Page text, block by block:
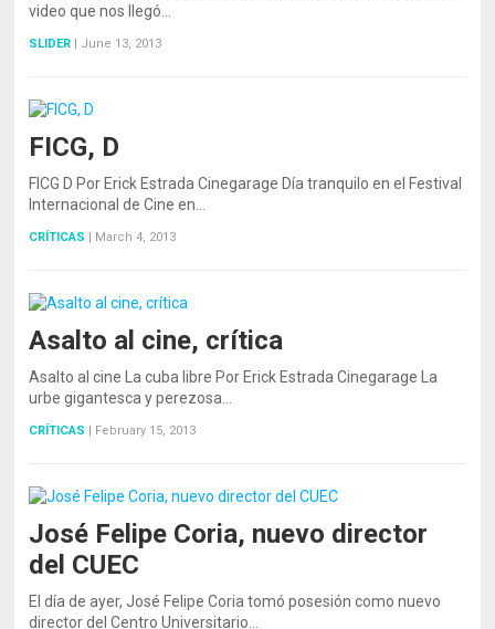
video que nos llegó…
SLIDER | June 13, 2013
FICG, D
FICG D Por Erick Estrada Cinegarage Día tranquilo en el Festival
Internacional de Cine en…
CRÍTICAS | March 4, 2013
Asalto al cine, crítica
Asalto al cine La cuba libre Por Erick Estrada Cinegarage La
urbe gigantesca y perezosa…
CRÍTICAS | February 15, 2013
José Felipe Coria, nuevo director
del CUEC
El día de ayer, José Felipe Coria tomó posesión como nuevo
director del Centro Universitario…